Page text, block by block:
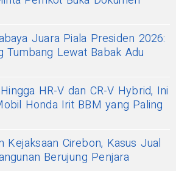
Juara Piala Presiden 2026:
Tumbang Lewat Babak Adu
HR-V dan CR-V Hybrid, Ini
Honda Irit BBM yang Paling
Kejaksaan Cirebon, Kasus Jual
Berujung Penjara